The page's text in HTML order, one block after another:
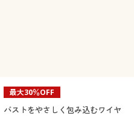
30代
最大30％OFF
バストをやさしく包み込むワイヤ